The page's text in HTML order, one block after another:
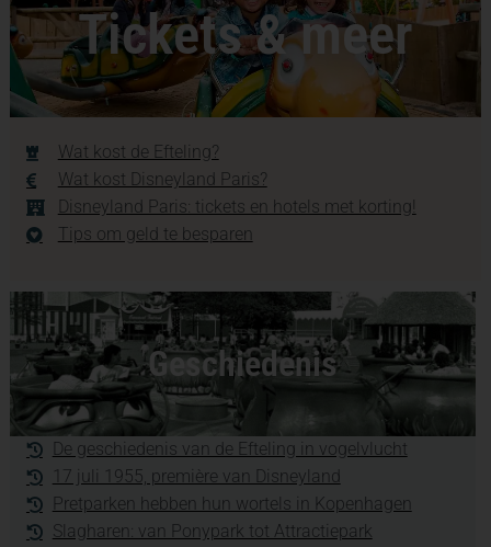
Tickets & meer
Wat kost de Efteling?
Wat kost Disneyland Paris?
Disneyland Paris: tickets en hotels met korting!
Tips om geld te besparen
Geschiedenis
De geschiedenis van de Efteling in vogelvlucht
17 juli 1955, première van Disneyland
Pretparken hebben hun wortels in Kopenhagen
Slagharen: van Ponypark tot Attractiepark